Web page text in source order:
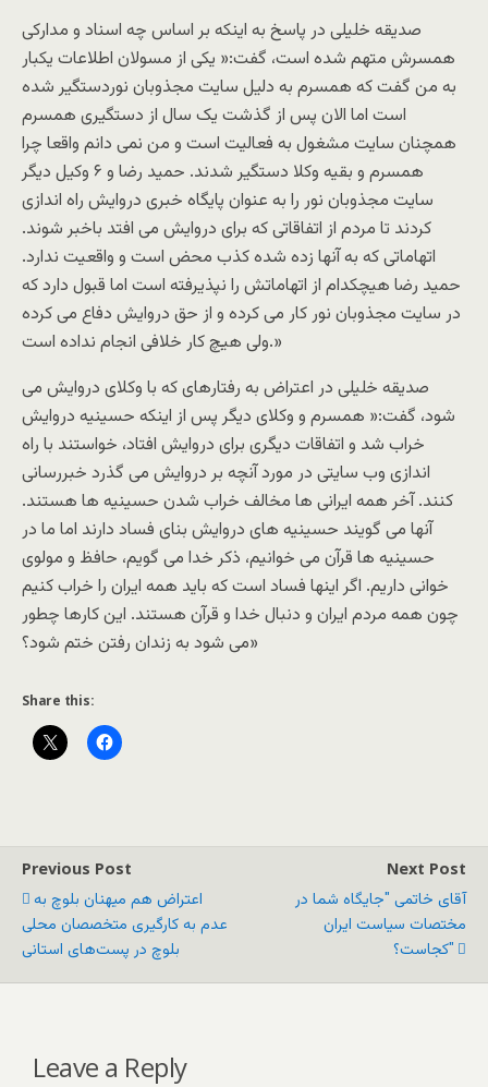
صدیقه خلیلی در پاسخ به اینکه بر اساس چه اسناد و مدارکی
همسرش متهم شده است، گفت:« یکی از مسولان اطلاعات یکبار
به من گفت که همسرم به دلیل سایت مجذوبان نوردستگیر شده
است اما الان پس از گذشت یک سال از دستگیری همسرم
همچنان سایت مشغول به فعالیت است و من نمی دانم واقعا چرا
همسرم و بقیه وکلا دستگیر شدند. حمید رضا و ۶ وکیل دیگر
سایت مجذوبان نور را به عنوان پایگاه خبری دروایش راه اندازی
کردند تا مردم از اتفاقاتی که برای دروایش می افتد باخبر شوند.
اتهاماتی که به آنها زده شده کذب محض است و واقعیت ندارد.
حمید رضا هیچکدام از اتهاماتش را نپذیرفته است اما قبول دارد که
در سایت مجذوبان نور کار می کرده و از حق دروایش دفاع می کرده
ولی هیچ کار خلافی انجام نداده است.»
صدیقه خلیلی در اعتراض به رفتارهای که با وکلای دروایش می
شود، گفت:« همسرم و وکلای دیگر پس از اینکه حسینیه دروایش
خراب شد و اتفاقات دیگری برای دروایش افتاد، خواستند با راه
اندازی وب سایتی در مورد آنچه بر دروایش می گذرد خبررسانی
کنند. آخر همه ایرانی ها مخالف خراب شدن حسینیه ها هستند.
آنها می گویند حسینیه های دروایش بنای فساد دارند اما ما در
حسینیه ها قرآن می خوانیم، ذکر خدا می گویم، حافظ و مولوی
خوانی داریم. اگر اینها فساد است که باید همه ایران را خراب کنیم
چون همه مردم ایران و دنبال خدا و قرآن هستند. این کارها چطور
می شود به زندان رفتن ختم شود؟»
Share this:
Previous Post
اعتراض هم ميهنان بلوچ‌ به
عدم به کارگیری متخصصان محلی
بلوچ در پست‌های استانی
Next Post
آقای خاتمی "جایگاه شما در
مختصات سیاست ایران
کجاست؟"
Leave a Reply